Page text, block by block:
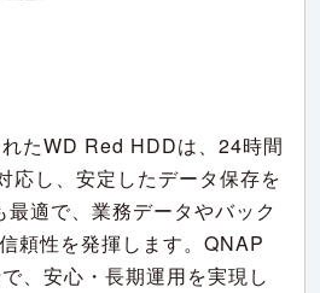
たWD Red HDDは、24時間
応し、安定したデータ保存を
適で、業務データやバック
頼性を発揮します。QNAP
、安心・長期運用を実現し